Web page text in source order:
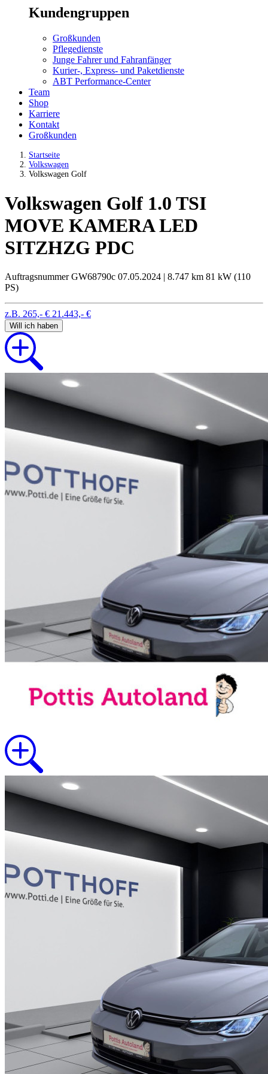
Kundengruppen
Großkunden
Pflegedienste
Junge Fahrer und Fahranfänger
Kurier-, Express- und Paketdienste
ABT Performance-Center
Team
Shop
Karriere
Kontakt
Großkunden
Startseite
Volkswagen
Volkswagen Golf
Volkswagen Golf 1.0 TSI
MOVE KAMERA LED
SITZHZG PDC
Auftragsnummer GW68790c 07.05.2024 | 8.747 km 81 kW (110
PS)
z.B. 265,- € 21.443,- €
Will ich haben